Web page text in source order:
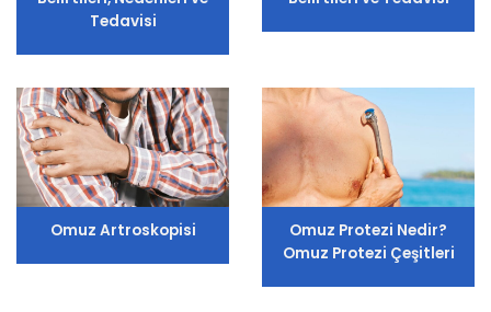
Tedavisi
Omuz Artroskopisi
Omuz Protezi Nedir?
Omuz Protezi Çeşitleri